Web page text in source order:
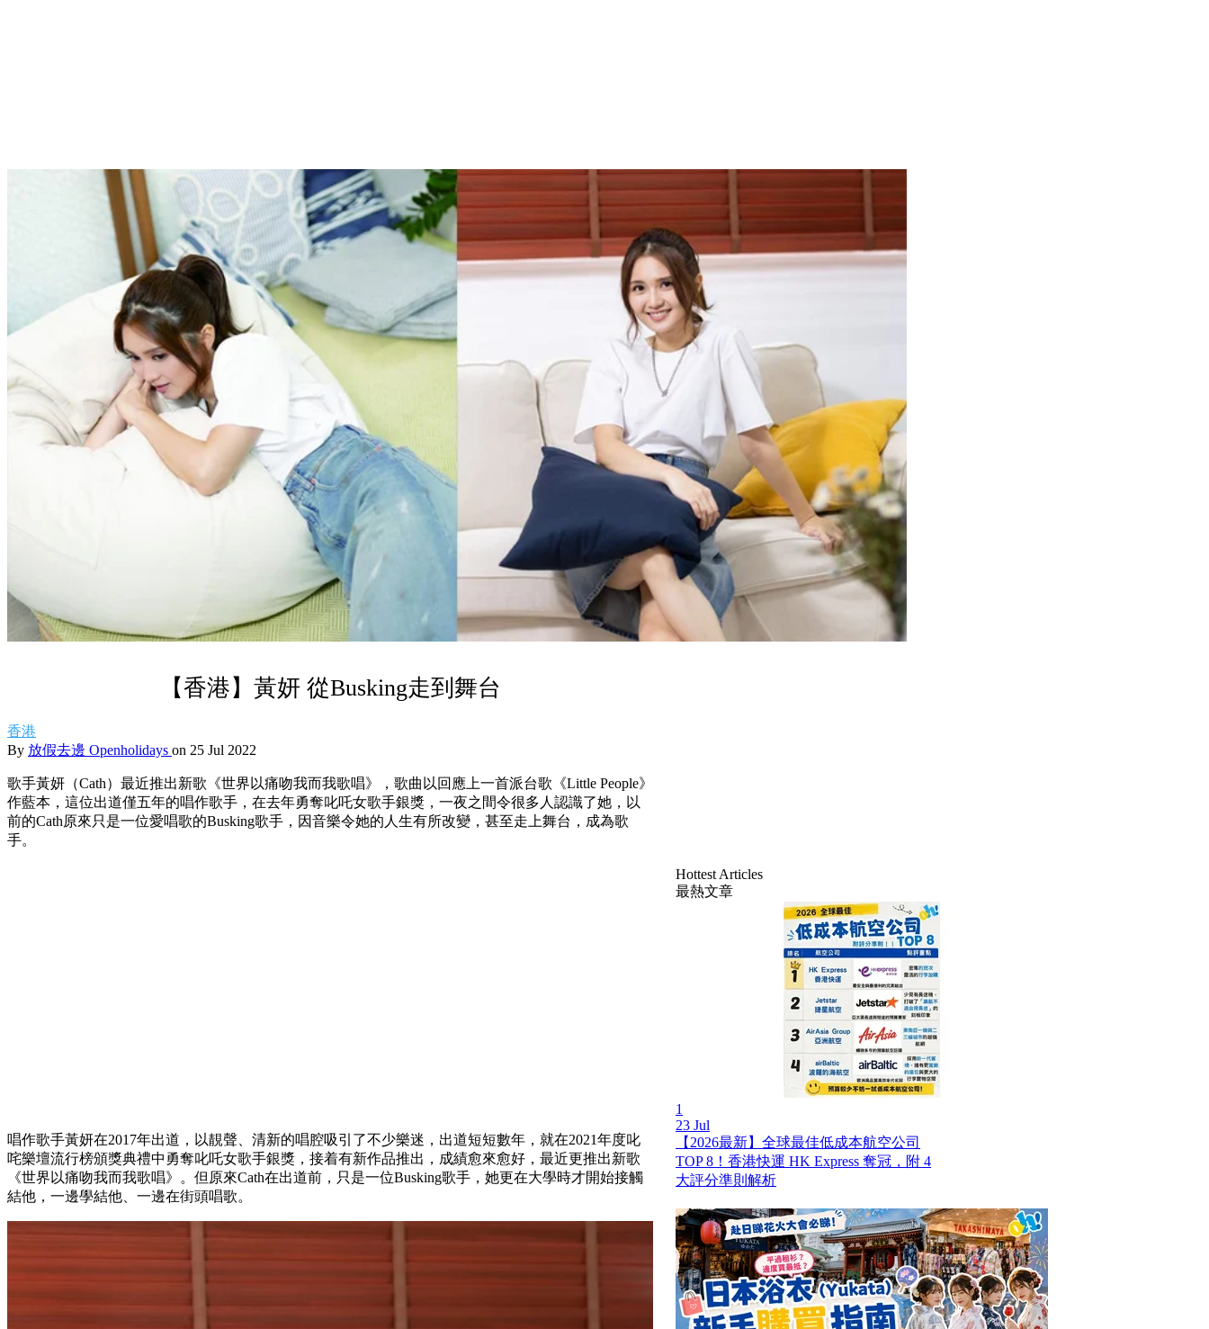
【香港】黃妍 從Busking走到舞台
香港
By 放假去邊 Openholidays on 25 Jul 2022
歌手黃妍（Cath）最近推出新歌《世界以痛吻我而我歌唱》，歌曲以回應上一首派台歌《Little People》
作藍本，這位出道僅五年的唱作歌手，在去年勇奪叱吒女歌手銀獎，一夜之間令很多人認識了她，以
前的Cath原來只是一位愛唱歌的Busking歌手，因音樂令她的人生有所改變，甚至走上舞台，成為歌
手。
唱作歌手黃妍在2017年出道，以靚聲、清新的唱腔吸引了不少樂迷，出道短短數年，就在2021年度叱
咤樂壇流行榜頒獎典禮中勇奪叱吒女歌手銀獎，接着有新作品推出，成績愈來愈好，最近更推出新歌
《世界以痛吻我而我歌唱》。但原來Cath在出道前，只是一位Busking歌手，她更在大學時才開始接觸
結他，一邊學結他、一邊在街頭唱歌。
Hottest Articles
最熱文章
1
23 Jul
【2026最新】全球最佳低成本航空公司
TOP 8！香港快運 HK Express 奪冠，附 4
大評分準則解析